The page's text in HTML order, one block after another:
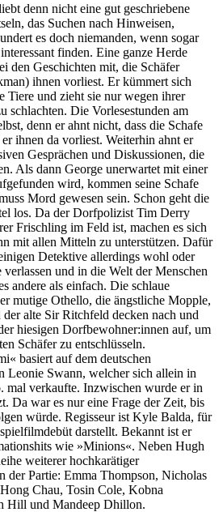
denn nicht eine gut geschriebene
das Suchen nach Hinweisen,
es doch niemanden, wenn sogar
finden. Eine ganze Herde
den Geschichten mit, die Schäfer
ihnen vorliest. Er kümmert sich
und zieht sie nur wegen ihrer
schlachten. Die Vorlesestunden am
denn er ahnt nicht, dass die Schafe
ihnen da vorliest. Weiterhin ahnt er
Gesprächen und Diskussionen, die
Als dann George unerwartet mit einer
wird, kommen seine Schafe
Mord gewesen sein. Schon geht die
los. Da der Dorfpolizist Tim Derry
Frischling im Feld ist, machen es sich
mit allen Mitteln zu unterstützen. Dafür
Detektive allerdings wohl oder
und in die Welt der Menschen
andere als einfach. Die schlaue
mutige Othello, die ängstliche Mopple,
alte Sir Ritchfeld decken nach und
hiesigen Dorfbewohner:innen auf, um
Schäfer zu entschlüsseln.
basiert auf dem deutschen
Leonie Swann, welcher sich allein in
mal verkaufte. Inzwischen wurde er in
Da war es nur eine Frage der Zeit, bis
würde. Regisseur ist Kyle Balda, für
darstellt. Bekannt ist er
wie »Minions«. Neben Hugh
weiterer hochkarätiger
der Partie: Emma Thompson, Nicholas
Chau, Tosin Cole, Kobna
Hill und Mandeep Dhillon.